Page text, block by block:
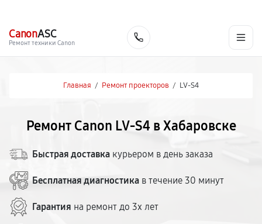
CanonASC
Ремонт техники Canon
Главная / Ремонт проекторов / LV-S4
Ремонт Canon LV-S4 в Хабаровске
Быстрая доставка курьером в день заказа
Бесплатная диагностика в течение 30 минут
Гарантия на ремонт до 3х лет